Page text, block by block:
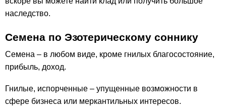
наследство.
Семена по Эзотерическому соннику
Семена – в любом виде, кроме гнилых благосостояние,
прибыль, доход.
Гнилые, испорченные – упущенные возможности в
сфере бизнеса или меркантильных интересов.